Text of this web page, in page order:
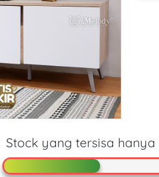
Stock yang tersisa hanya